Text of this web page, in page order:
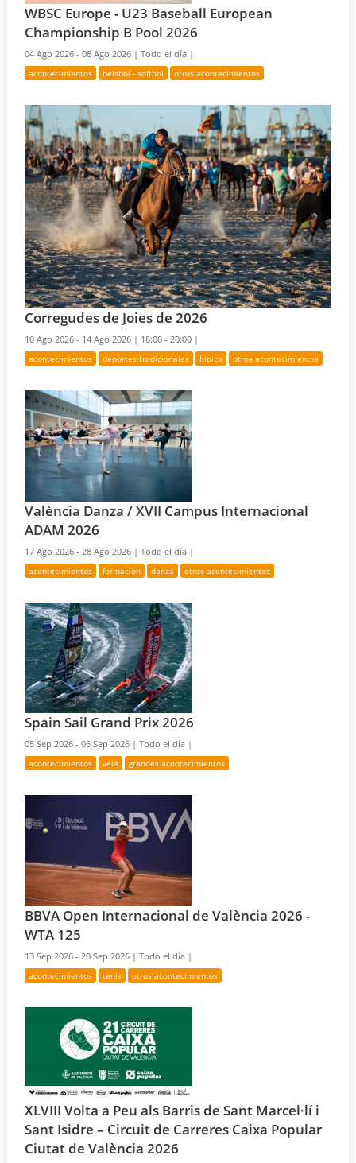
WBSC Europe - U23 Baseball European
Championship B Pool 2026
04 Ago 2026 - 08 Ago 2026 |Todo el día |
acontecimientos beisbol - softbol otros acontecimientos
Corregudes de Joies de 2026
10 Ago 2026 - 14 Ago 2026 | 18:00 - 20:00 |
acontecimientos deportes tradicionales hipica otros acontecimientos
València Danza / XVII Campus Internacional
ADAM 2026
17 Ago 2026 - 28 Ago 2026 |Todo el día |
acontecimientos formación danza otros acontecimientos
Spain Sail Grand Prix 2026
05 Sep 2026 - 06 Sep 2026 |Todo el día |
acontecimientos vela grandes acontecimientos
BBVA Open Internacional de València 2026 -
WTA 125
13 Sep 2026 - 20 Sep 2026 |Todo el día |
acontecimientos tenis otros acontecimientos
XLVIII Volta a Peu als Barris de Sant Marcel·lí i
Sant Isidre – Circuit de Carreres Caixa Popular
Ciutat de València 2026